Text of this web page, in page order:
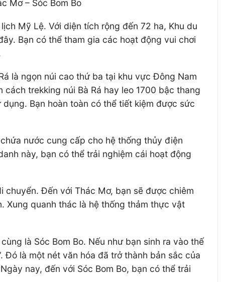
Mơ – Sóc Bom Bo
Mỹ Lệ. Với diện tích rộng đến 72 ha, Khu du
Bạn có thể tham gia các hoạt động vui chơi
là ngọn núi cao thứ ba tại khu vực Đông Nam
trekking núi Bà Rá hay leo 1700 bậc thang
Bạn hoàn toàn có thể tiết kiệm được sức
nước cung cấp cho hệ thống thủy điện
này, bạn có thể trải nghiệm cái hoạt động
chuyển. Đến với Thác Mơ, bạn sẽ được chiêm
Xung quanh thác là hệ thống thảm thực vật
là Sóc Bom Bo. Nếu như bạn sinh ra vào thế
Đó là một nét văn hóa đã trở thành bản sắc của
nay, đến với Sóc Bom Bo, bạn có thể trải